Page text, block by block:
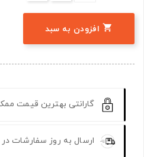
 افزودن به سبد
گارانتی بهترین قیمت
ارسال به روز سفارشات